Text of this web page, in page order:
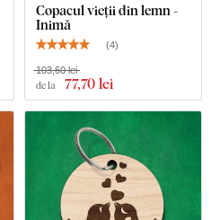
Copacul vieții din lemn -
Inimă
(4)
de la 77,70 lei
103,60 lei